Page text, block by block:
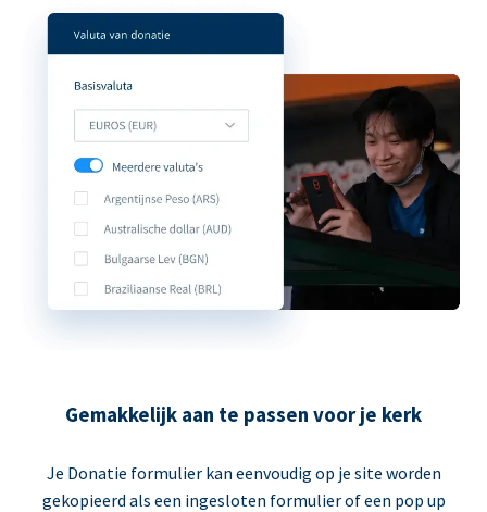
Gemakkelijk aan te passen voor je kerk
Je Donatie formulier kan eenvoudig op je site worden
gekopieerd als een ingesloten formulier of een pop up